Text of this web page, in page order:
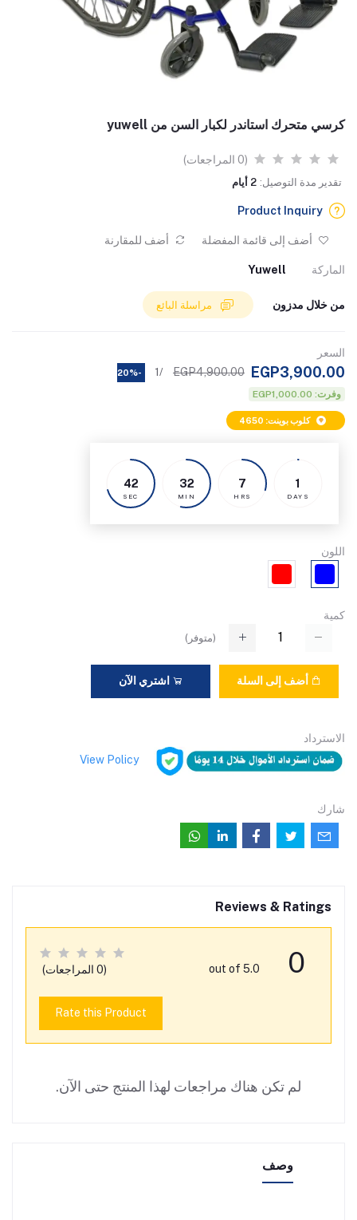
كرسي متحرك استاندر لكبار السن من yuwell
(0 المراجعات)
تقدير مدة التوصيل: 2 أيام
Product Inquiry
أضف إلى قائمة المفضلة أضف للمقارنة
الماركة Yuwell
من خلال مدزون
السعر
EGP3,900.00
EGP4,900.00
/1
-20%
وفرت: EGP1,000.00
كلوب بوينت: 4650
1
DAYS
7
HRS
32
MIN
42
SEC
اللون
كمية
(متوفر )
أضف إلى السلة اشتري الآن
الاسترداد
View Policy
شارك
Reviews & Ratings
0
out of 5.0 (0 المراجعات)
Rate this Product
لم تكن هناك مراجعات لهذا المنتج حتى الآن.
وصف